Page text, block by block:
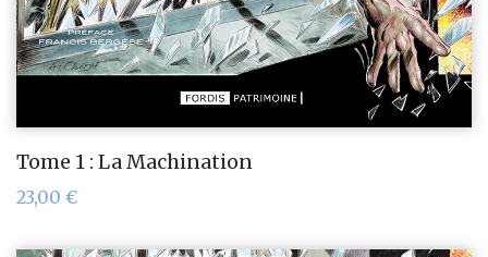
Tome 1 : La Machination
23,00 €